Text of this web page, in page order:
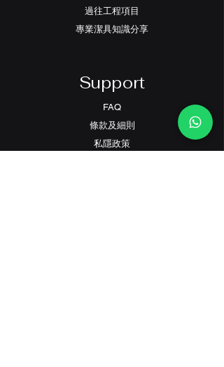
過往工程項目
專業潔具知識分享
Support
FAQ
條款及細則
​私隱政策